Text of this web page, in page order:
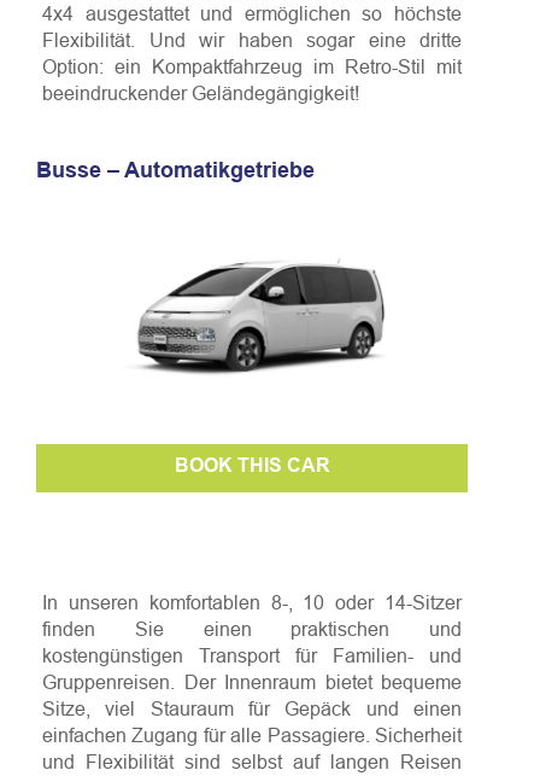
4x4 ausgestattet und ermöglichen so höchste
Flexibilität. Und wir haben sogar eine dritte
Option: ein Kompaktfahrzeug im Retro-Stil mit
beeindruckender Geländegängigkeit!
Busse – Automatikgetriebe
BOOK THIS CAR
In unseren komfortablen 8-, 10 oder 14-Sitzer
finden Sie einen praktischen und
kostengünstigen Transport für Familien- und
Gruppenreisen. Der Innenraum bietet bequeme
Sitze, viel Stauraum für Gepäck und einen
einfachen Zugang für alle Passagiere. Sicherheit
und Flexibilität sind selbst auf langen Reisen